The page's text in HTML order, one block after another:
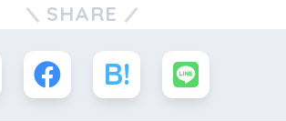
SHARE